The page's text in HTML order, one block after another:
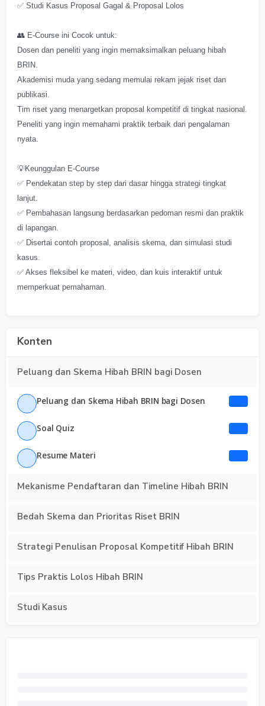
✅ Studi Kasus Proposal Gagal & Proposal Lolos
👥 E-Course ini Cocok untuk:
Dosen dan peneliti yang ingin memaksimalkan peluang hibah
BRIN.
Akademisi muda yang sedang memulai rekam jejak riset dan
publikasi.
Tim riset yang menargetkan proposal kompetitif di tingkat nasional.
Peneliti yang ingin memahami praktik terbaik dari pengalaman
nyata.
💡Keunggulan E-Course
✅ Pendekatan step by step dari dasar hingga strategi tingkat
lanjut.
✅ Pembahasan langsung berdasarkan pedoman resmi dan praktik
di lapangan.
✅ Disertai contoh proposal, analisis skema, dan simulasi studi
kasus.
✅ Akses fleksibel ke materi, video, dan kuis interaktif untuk
memperkuat pemahaman.
Konten
Peluang dan Skema Hibah BRIN bagi Dosen
Peluang dan Skema Hibah BRIN bagi Dosen
Soal Quiz
Resume Materi
Mekanisme Pendaftaran dan Timeline Hibah BRIN
Bedah Skema dan Prioritas Riset BRIN
Strategi Penulisan Proposal Kompetitif Hibah BRIN
Tips Praktis Lolos Hibah BRIN
Studi Kasus